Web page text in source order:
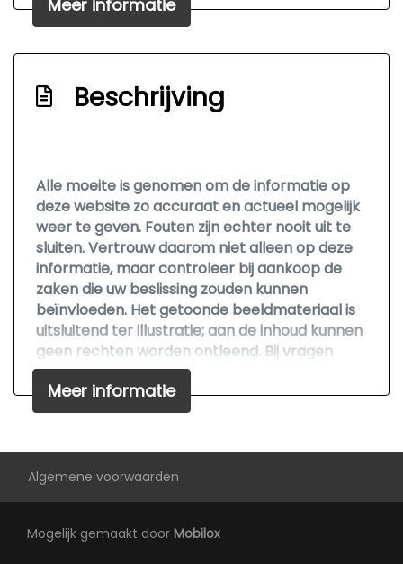
stuurhulp
Elektrisch bedienbare achterklep met
Geluidsisolerend glas
Hoofd airbag(s) achter
Hoofd airbag(s) voor
Keyless start
Kleur grijs
Knie airbag(s)
Matrix led koplampen
Multimedia scherm middel
Oplaadmogelijkheid
Passagiersairbag
Rijstrooksensor met correctie
Meer informatie
Beschrijving
Alle moeite is genomen om de informatie op
deze website zo accuraat en actueel mogelijk
weer te geven. Fouten zijn echter nooit uit te
sluiten. Vertrouw daarom niet alleen op deze
informatie, maar controleer bij aankoop de
zaken die uw beslissing zouden kunnen
beïnvloeden. Het getoonde beeldmateriaal is
uitsluitend ter illustratie; aan de inhoud kunnen
geen rechten worden ontleend. Bij vragen
kunt u gerust contact opnemen.
499,00
Meer informatie
Algemene voorwaarden
Mogelijk gemaakt door Mobilox